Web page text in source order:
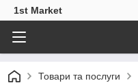
1st Market
Товари та послуги